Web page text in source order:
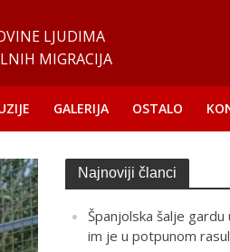
LJUDIMA
MIGRACIJA
GALERIJA OSTALO
Najnoviji članci
Španjolska šalje gardu
im je u potpunom